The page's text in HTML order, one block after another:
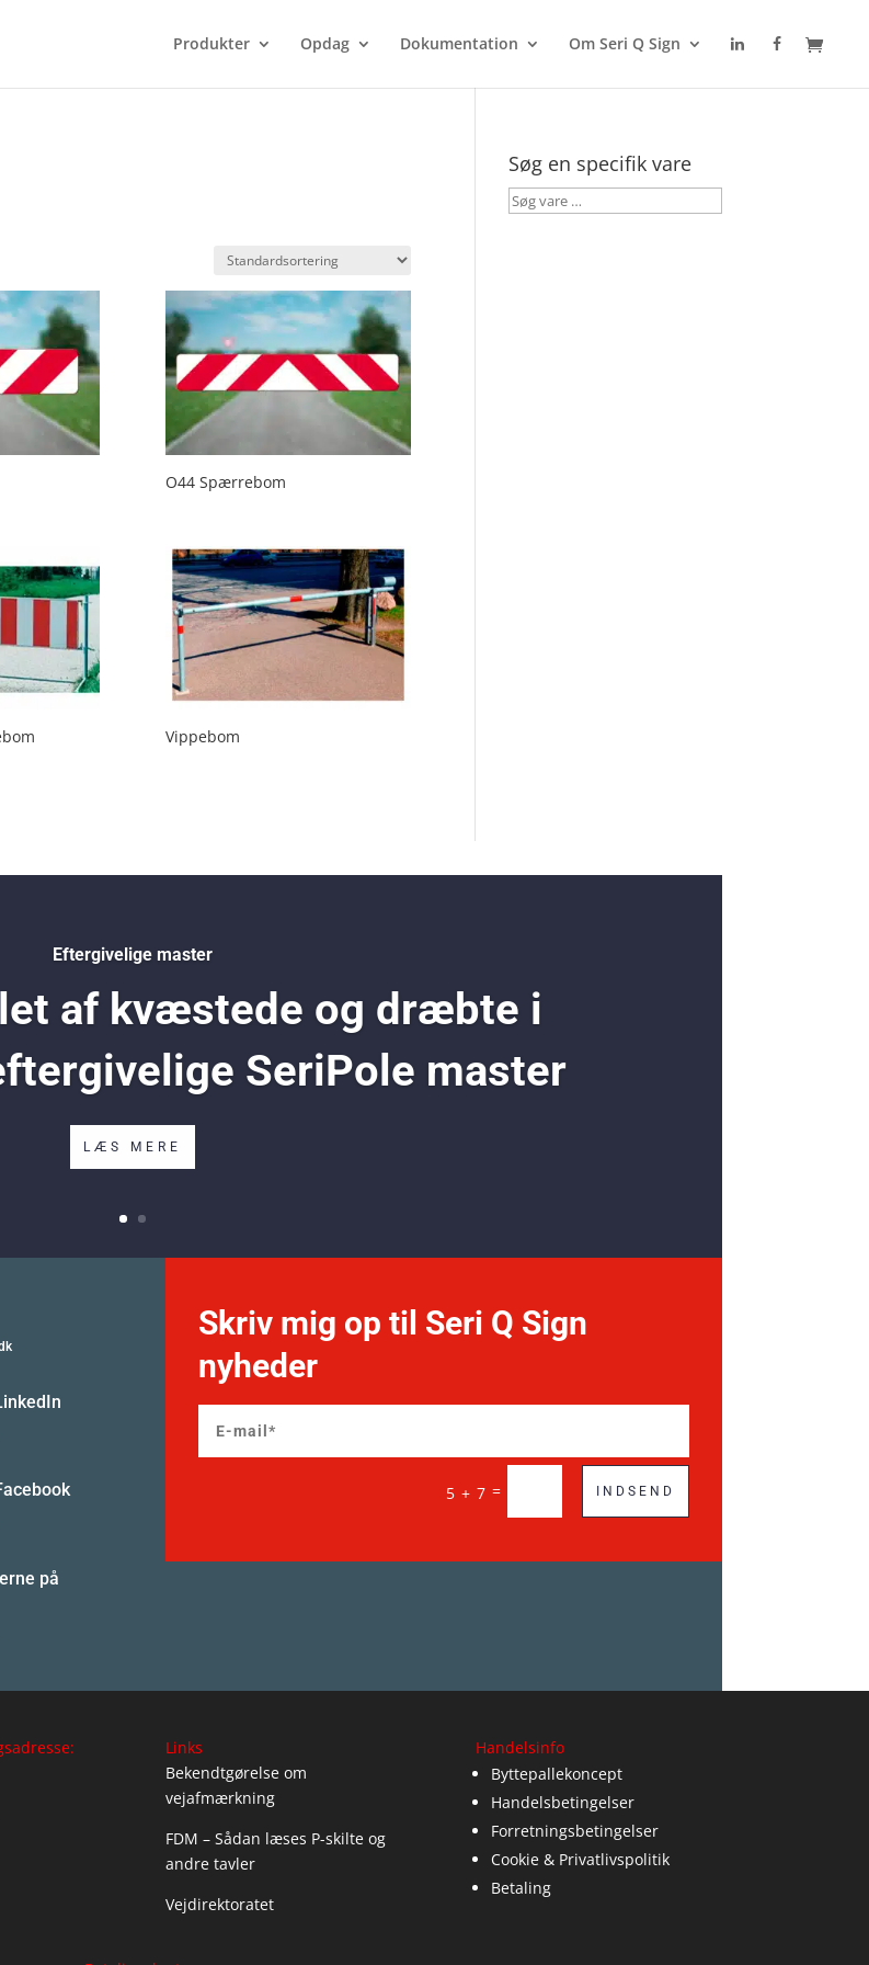
Produkter Opdag Dokumentation Om Seri Q Sign
O44 Spærrebom
Vippebom
Søg en specifik vare
Søg
Eftergivelige master
af kvæstede og dræbte i
SeriPole master
LÆS MERE
på
Skriv mig op til Seri Q Sign
nyheder
5 + 7 = INDSEND
Links
Bekendtgørelse om
vejafmærkning
FDM – Sådan læses P-skilte og
andre tavler
Vejdirektoratet
Handelsinfo
Byttepallekoncept
Handelsbetingelser
Forretningsbetingelser
Cookie & Privatlivspolitik
Betaling